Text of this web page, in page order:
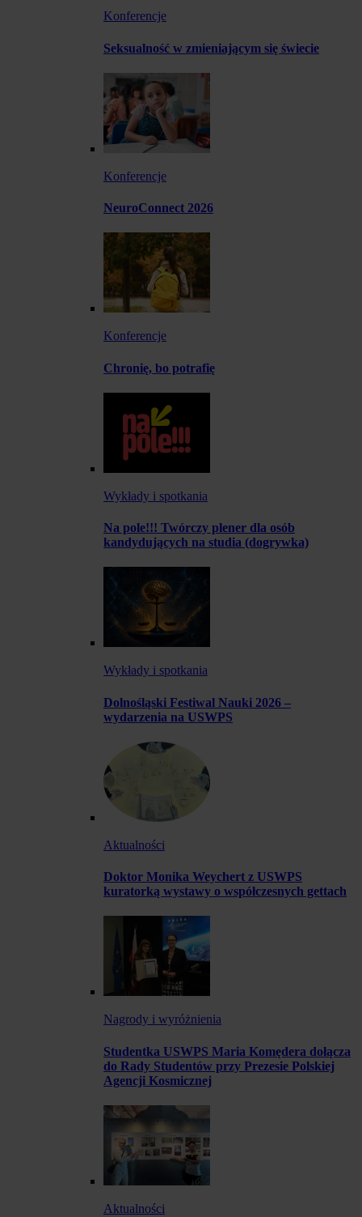
Konferencje
Seksualność w zmieniającym się świecie
Konferencje
NeuroConnect 2026
Konferencje
Chronię, bo potrafię
Wykłady i spotkania
Na pole!!! Twórczy plener dla osób
kandydujących na studia (dogrywka)
Wykłady i spotkania
Dolnośląski Festiwal Nauki 2026 –
wydarzenia na USWPS
Aktualności
Doktor Monika Weychert z USWPS
kuratorką wystawy o współczesnych gettach
Nagrody i wyróżnienia
Studentka USWPS Maria Komędera dołącza
do Rady Studentów przy Prezesie Polskiej
Agencji Kosmicznej
Aktualności